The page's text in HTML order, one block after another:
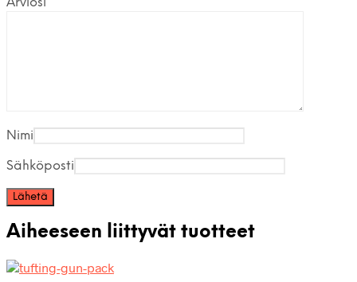
Nimi
Sähköposti
Aiheeseen liittyvät tuotteet